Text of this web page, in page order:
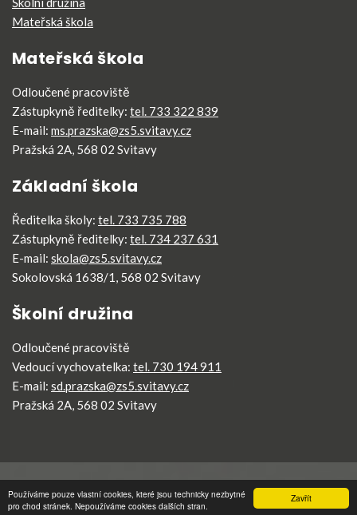
Zavřít
Používáme pouze vlastní cookies, které jsou technicky nezbytné
pro chod stránek. Nepoužíváme cookies dalších stran.
Mateřská škola
Mateřská škola
Odloučené pracoviště
Zástupkyně ředitelky: tel. 733 322 839
E-mail: ms.prazska@zs5.svitavy.cz
Pražská 2A, 568 02 Svitavy
Základní škola
Ředitelka školy: tel. 733 735 788
Zástupkyně ředitelky: tel. 734 237 631
E-mail: skola@zs5.svitavy.cz
Sokolovská 1638/1, 568 02 Svitavy
Školní družina
Odloučené pracoviště
Vedoucí vychovatelka: tel. 730 194 911
E-mail: sd.prazska@zs5.svitavy.cz
Pražská 2A, 568 02 Svitavy
ZŠ5 Svitavy©2026Všechna práva vyhrazena.